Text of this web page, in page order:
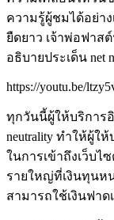
ความรู้ผู้ชมได้อย่า
ยืดยาว เจ้าพ่อฟาสต์
อธิบายประเด็น net
https://youtu.be/
ทุกวันนี้ผู้ให้บริการ
neutrality ทำให้ผู้ใ
ในการเข้าถึงเว็บไ
รายใหญ่ที่เงินทุนห
สามารถใช้เงินฟาด